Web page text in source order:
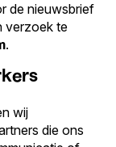
de nieuwsbrief
verzoek te
.
wij
die ons